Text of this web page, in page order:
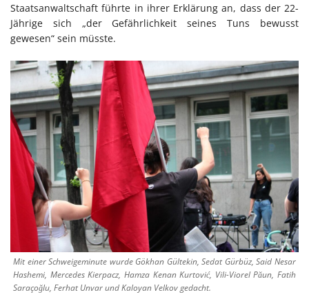
Staatsanwaltschaft führte in ihrer Erklärung an, dass der 22-
Jährige sich „der Gefährlichkeit seines Tuns bewusst
gewesen“ sein müsste.
Mit einer Schweigeminute wurde Gökhan Gültekin, Sedat Gürbüz, Said Nesar
Hashemi, Mercedes Kierpacz, Hamza Kenan Kurtović, Vili-Viorel Păun, Fatih
Saraçoğlu, Ferhat Unvar und Kaloyan Velkov gedacht.